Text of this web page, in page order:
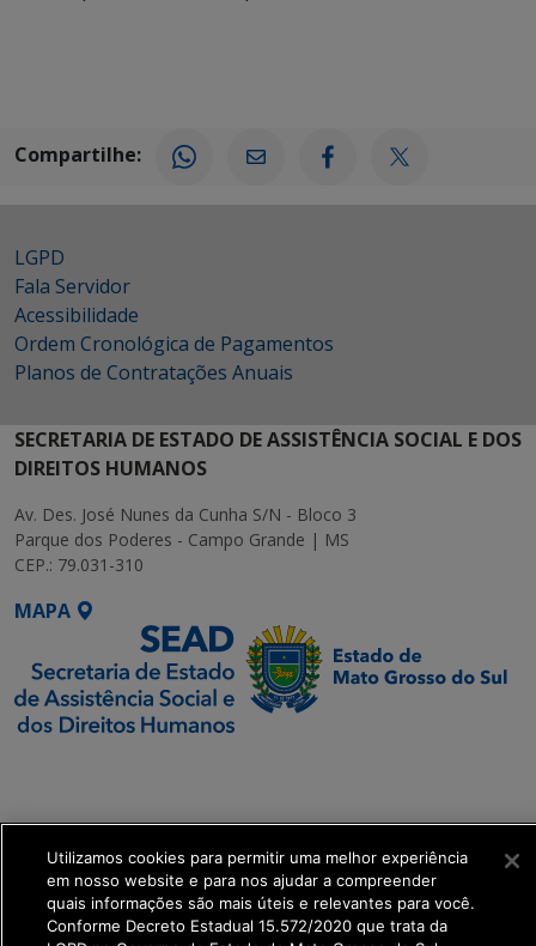
Compartilhe:
LGPD
Fala Servidor
Acessibilidade
Ordem Cronológica de Pagamentos
Planos de Contratações Anuais
SECRETARIA DE ESTADO DE ASSISTÊNCIA SOCIAL E DOS
DIREITOS HUMANOS
Av. Des. José Nunes da Cunha S/N - Bloco 3
Parque dos Poderes - Campo Grande | MS
CEP.: 79.031-310
MAPA
Transformação Digital
get_footer();
Utilizamos cookies para permitir uma melhor experiência
em nosso website e para nos ajudar a compreender
quais informações são mais úteis e relevantes para você.
Conforme Decreto Estadual 15.572/2020 que trata da